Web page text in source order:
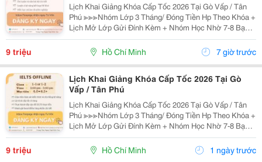
Lịch Khai Giảng Khóa Cấp Tốc 2026 Tại Gò Vấp / Tân
Phú ≫≫≫Nhóm Lớp 3 Tháng/ Đóng Tiền Hp Theo Khóa +
Lịch Mở Lớp Gửi Đính Kèm + Nhóm Học Nhờ 7-8 Bạn/
Lớp + Giáo Trình Ielts Có Band Điểm Lộ Trình, Sách
Nước Ngoài Bám Sát + Chia Đều 4 Kỹ...
9 triệu Hồ Chí Minh 7 giờ trước
Lịch Khai Giảng Khóa Cấp Tốc 2026 Tại Gò
Vấp / Tân Phú
Lịch Khai Giảng Khóa Cấp Tốc 2026 Tại Gò Vấp / Tân
Phú ≫≫≫Nhóm Lớp 3 Tháng/ Đóng Tiền Hp Theo Khóa +
Lịch Mở Lớp Gửi Đính Kèm + Nhóm Học Nhờ 7-8 Bạn/
Lớp + Giáo Trình Ielts Có Band Điểm Lộ Trình, Sách
Nước Ngoài Bám Sát + Chia Đều 4 Kỹ...
9 triệu Hồ Chí Minh 1 ngày trước